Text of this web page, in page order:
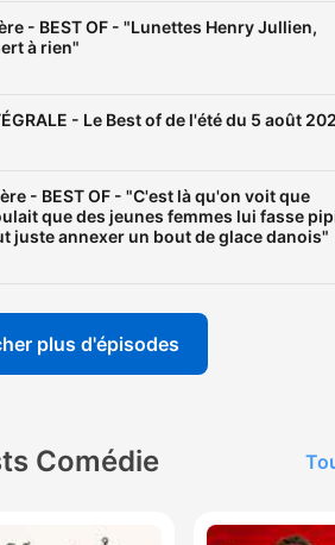
- BEST OF - "Lunettes Henry Jullien,
à rien"
- Le Best of de l'été du 5 août
- BEST OF - "C'est là qu'on voit que
que des jeunes femmes lui fasse
juste annexer un bout de glace danois"
plus d'épisodes
Comédie